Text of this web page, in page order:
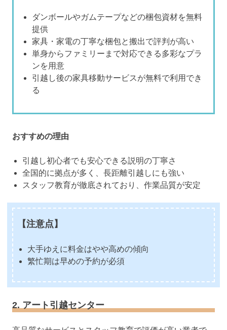
ダンボールやガムテープなどの梱包資材を無料
提供
家具・家電の丁寧な梱包と搬出で評判が高い
単身からファミリーまで対応できる多彩なプラ
ンを用意
引越し後の家具移動サービスが無料で利用でき
る
おすすめの理由
引越し初心者でも安心できる説明の丁寧さ
全国的に拠点が多く、長距離引越しにも強い
スタッフ教育が徹底されており、作業品質が安定
【注意点】
大手ゆえに料金はやや高めの傾向
繁忙期は早めの予約が必須
2. アート引越センター